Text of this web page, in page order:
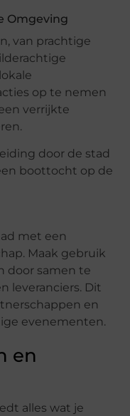
Omgeving
van prachtige
op te nemen
verrijkte
door de stad
boottocht op de
met een
Maak gebruik
door samen te
leveranciers. Dit
en
evenementen.
en
alles wat je